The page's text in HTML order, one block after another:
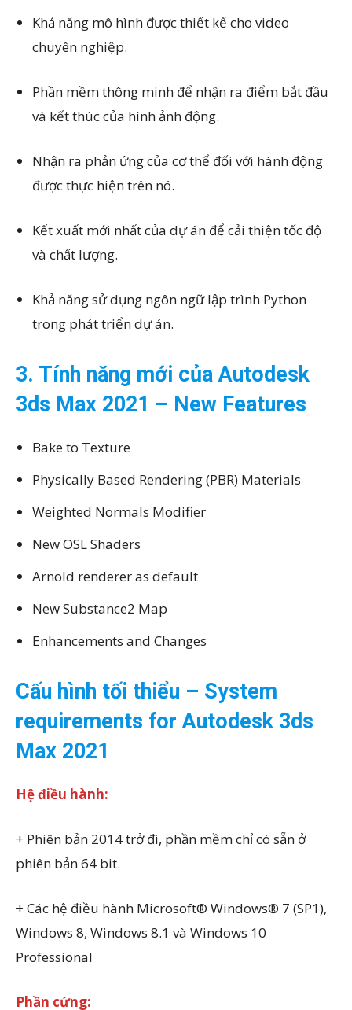
Khả năng mô hình được thiết kế cho video
chuyên nghiệp.
Phần mềm thông minh để nhận ra điểm bắt đầu
và kết thúc của hình ảnh động.
Nhận ra phản ứng của cơ thể đối với hành động
được thực hiện trên nó.
Kết xuất mới nhất của dự án để cải thiện tốc độ
và chất lượng.
Khả năng sử dụng ngôn ngữ lập trình Python
trong phát triển dự án.
3. Tính năng mới của Autodesk
3ds Max 2021 – New Features
Bake to Texture
Physically Based Rendering (PBR) Materials
Weighted Normals Modifier
New OSL Shaders
Arnold renderer as default
New Substance2 Map
Enhancements and Changes
Cấu hình tối thiểu – System
requirements for Autodesk 3ds
Max 2021
Hệ điều hành:
+ Phiên bản 2014 trở đi, phần mềm chỉ có sẵn ở
phiên bản 64 bit.
+ Các hệ điều hành Microsoft® Windows® 7 (SP1),
Windows 8, Windows 8.1 và Windows 10
Professional
Phần cứng: